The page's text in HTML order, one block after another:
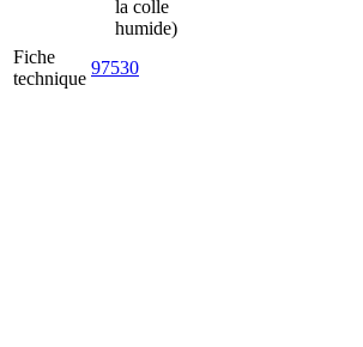
la colle
humide)
Fiche
technique
97530